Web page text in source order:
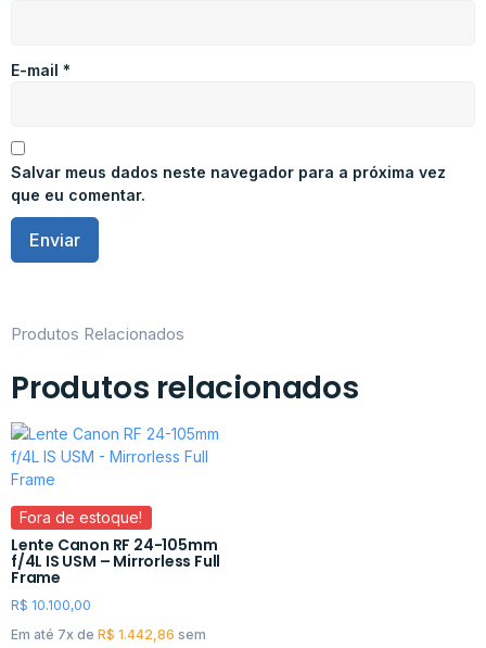
E-mail *
Salvar meus dados neste navegador para a próxima vez
que eu comentar.
Produtos Relacionados
Produtos relacionados
Fora de estoque!
Lente Canon RF 24-105mm
f/4L IS USM – Mirrorless Full
Frame
R$ 10.100,00
Em até 7x de R$ 1.442,86 sem